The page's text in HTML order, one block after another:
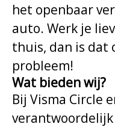
het openbaar
auto. Werk je
thuis, dan is dat
probleem!
Wat bieden wij?
Bij Visma Circle
verantwoordelijk